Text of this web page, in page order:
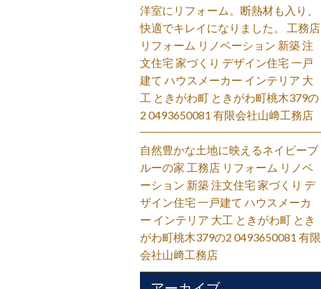
洋室にリフォーム。断熱材も入り、
快適でキレイになりました。 工務店
リフォーム リノベーション 新築 注
文住宅 家づくり デザイン住宅 一戸
建て ハウスメーカー インテリア 大
工 ときがわ町 ときがわ町桃木379の
2 0493650081 有限会社山﨑工務店
自然豊かな土地に映えるネイビーブ
ルーの家 工務店 リフォーム リノベ
ーション 新築 注文住宅 家づくり デ
ザイン住宅 一戸建て ハウスメーカ
ー インテリア 大工 ときがわ町 とき
がわ町桃木379の2 0493650081 有限
会社山﨑工務店